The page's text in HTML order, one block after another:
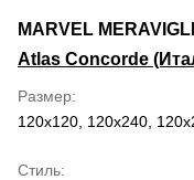
MARVEL
Atlas Concorde
Размер
120x120, 120x240,
Стиль